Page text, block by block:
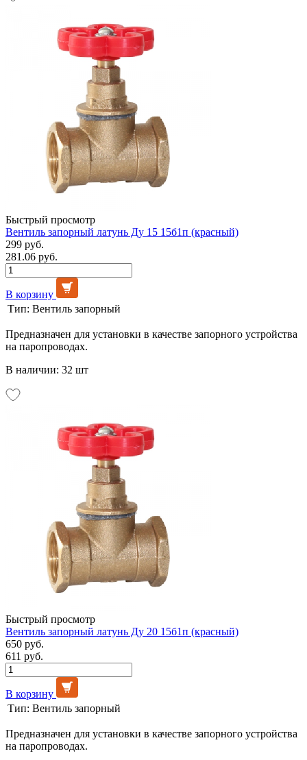
Быстрый просмотр
Вентиль запорный латунь Ду 15 15б1п (красный)
299 руб.
281.06 руб.
В корзину
Тип: Вентиль запорный
Предназначен для установки в качестве запорного устройства
на паропроводах.
В наличии: 32 шт
Быстрый просмотр
Вентиль запорный латунь Ду 20 15б1п (красный)
650 руб.
611 руб.
В корзину
Тип: Вентиль запорный
Предназначен для установки в качестве запорного устройства
на паропроводах.